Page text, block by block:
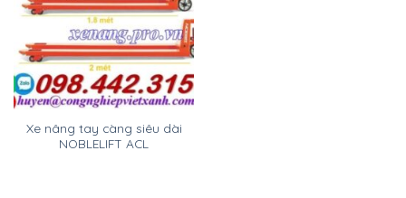
Xe nâng tay càng siêu dài
NOBLELIFT ACL